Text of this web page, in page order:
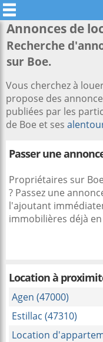
Annonces de
Recherche
sur Boe.
Vous cherchez à
propose des
publiées par les
de Boe et ses
Passer une
Propriétaires sur
? Passez une
l'ajoutant
immobilières déjà
Location à
Agen (47000)
Estillac (47310)
Location